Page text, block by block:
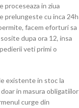
proceseaza in ziua
prelungeste cu inca 24h
facem eforturi sa
dupa ora 12, insa
veti primi o
existente in stoc la
in masura obligatiilor
curge din